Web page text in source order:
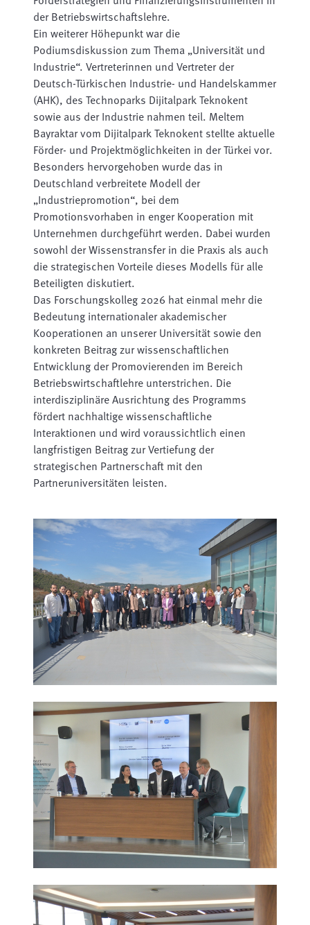
der Betriebswirtschaftslehre.
Ein weiterer Höhepunkt war die
Podiumsdiskussion zum Thema „Universität und
Industrie“. Vertreterinnen und Vertreter der
Deutsch-Türkischen Industrie- und Handelskammer
(AHK), des Technoparks Dijitalpark Teknokent
sowie aus der Industrie nahmen teil. Meltem
Bayraktar vom Dijitalpark Teknokent stellte aktuelle
Förder- und Projektmöglichkeiten in der Türkei vor.
Besonders hervorgehoben wurde das in
Deutschland verbreitete Modell der
„Industriepromotion“, bei dem
Promotionsvorhaben in enger Kooperation mit
Unternehmen durchgeführt werden. Dabei wurden
sowohl der Wissenstransfer in die Praxis als auch
die strategischen Vorteile dieses Modells für alle
Beteiligten diskutiert.
Das Forschungskolleg 2026 hat einmal mehr die
Bedeutung internationaler akademischer
Kooperationen an unserer Universität sowie den
konkreten Beitrag zur wissenschaftlichen
Entwicklung der Promovierenden im Bereich
Betriebswirtschaftlehre unterstrichen. Die
interdisziplinäre Ausrichtung des Programms
fördert nachhaltige wissenschaftliche
Interaktionen und wird voraussichtlich einen
langfristigen Beitrag zur Vertiefung der
strategischen Partnerschaft mit den
Partneruniversitäten leisten.